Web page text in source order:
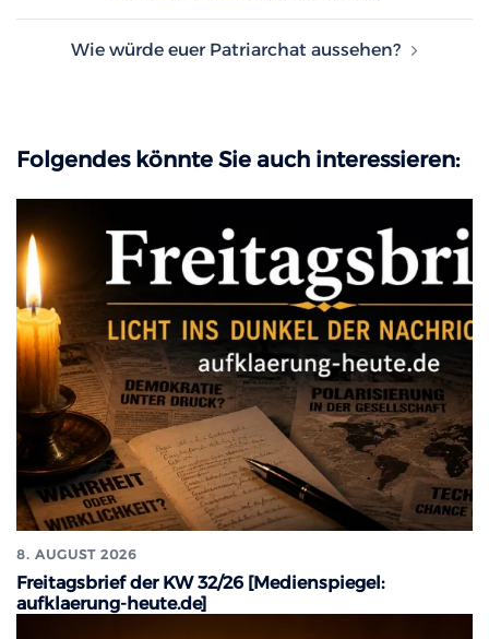
Wie würde euer Patriarchat aussehen?
Folgendes könnte Sie auch interessieren:
8. AUGUST 2026
Freitagsbrief der KW 32/26 [Medienspiegel:
aufklaerung-heute.de]